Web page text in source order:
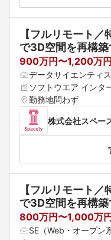
【フルリモート
で3D空間を再構
ニアを募集
900万円〜1,200万円
データサイエンティ
CIO
ソフトウエア インタ
勤務地問わず
株式会社スペー
【フルリモート
で3D空間を再構
集
800万円〜1,000万円
SE（Web・オープン